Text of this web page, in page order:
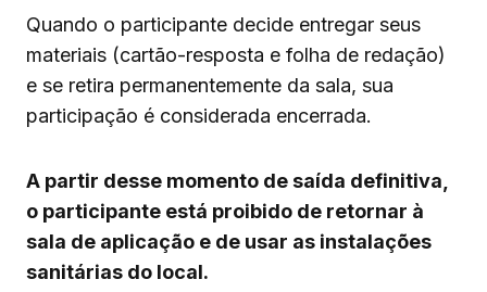
Quando o participante decide entregar seus
materiais (cartão-resposta e folha de redação)
e se retira permanentemente da sala, sua
participação é considerada encerrada.
A partir desse momento de saída definitiva,
o participante está proibido de retornar à
sala de aplicação e de usar as instalações
sanitárias do local.